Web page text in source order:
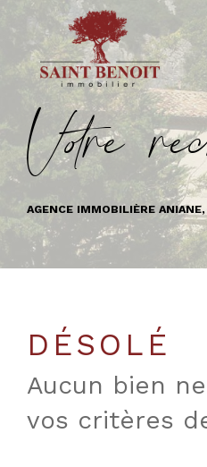
Vore re
AGENCE IMMOBILIÈRE ANIANE,
DÉSOLÉ
Aucun bien
vos critères